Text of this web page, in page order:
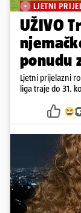
LJETNI
UŽIVO
ponudu
Ljetni prijelazni
liga traje do 31.